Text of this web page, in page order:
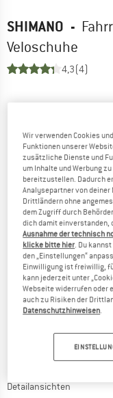
SHIMANO -
Veloschuhe
4,3(4)
Detailansichten
Wir verwenden Cookies
Funktionen unserer
zusätzliche Dienste und
um Inhalte und Werbung
bereitzustellen. Dadurch
Analysepartner von
Drittländern ohne
dem Zugriff durch
dich damit einverstanden,
Ausnahme der technisch
klicke bitte hier . Du
den „Einstellungen“
Einwilligung ist freiwillig,
kann jederzeit unter
Webseite widerrufen oder
auch zu Risiken der
Datenschutzhinweisen